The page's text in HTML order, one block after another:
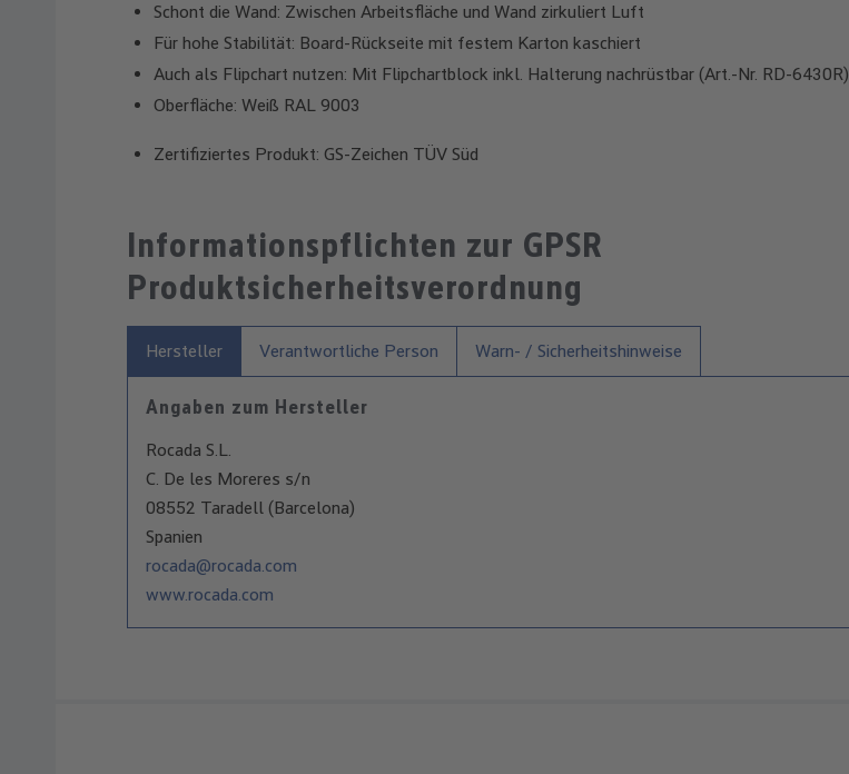
Schont die Wand: Zwischen Arbeitsfläche und Wand zirkuliert Luft
Für hohe Stabilität: Board-Rückseite mit festem Karton kaschiert
Auch als Flipchart nutzen: Mit Flipchartblock inkl. Halterung nachrüstbar (Art.-Nr. RD-6430R)
Oberfläche: Weiß RAL 9003
Zertifiziertes Produkt: GS-Zeichen TÜV Süd
Informationspflichten zur GPSR
Produktsicherheitsverordnung
Hersteller Verantwortliche Person Warn- / Sicherheitshinweise
Angaben zum Hersteller
Rocada S.L.
C. De les Moreres s/n
08552 Taradell (Barcelona)
Spanien
rocada@rocada.com
www.rocada.com